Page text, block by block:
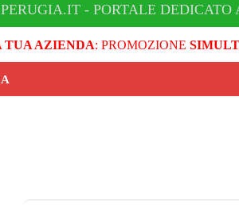
- PORTALE DEDICATO
TUA AZIENDA: PROMOZIONE